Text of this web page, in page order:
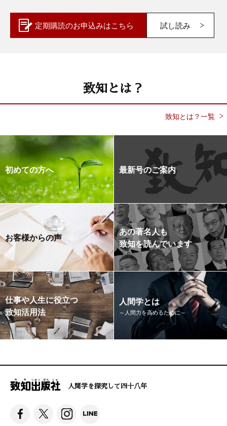
定期購読のお申込みはこちら 試し読み
致知とは？
致知とは？一覧
初めての方へ 最新号のご案内
お客様からの声
あの著名人も
致知を読んでいます
仕事や人生に役立つ
致知活用法
人間学とは
～人間力を高めるために～
人間学を探究して四十八年